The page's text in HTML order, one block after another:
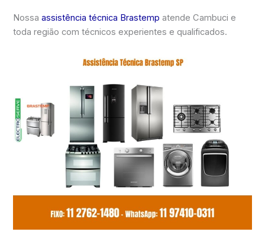
Nossaassistência técnica Brastemp atende Cambuci e
toda região com técnicos experientes e qualificados.